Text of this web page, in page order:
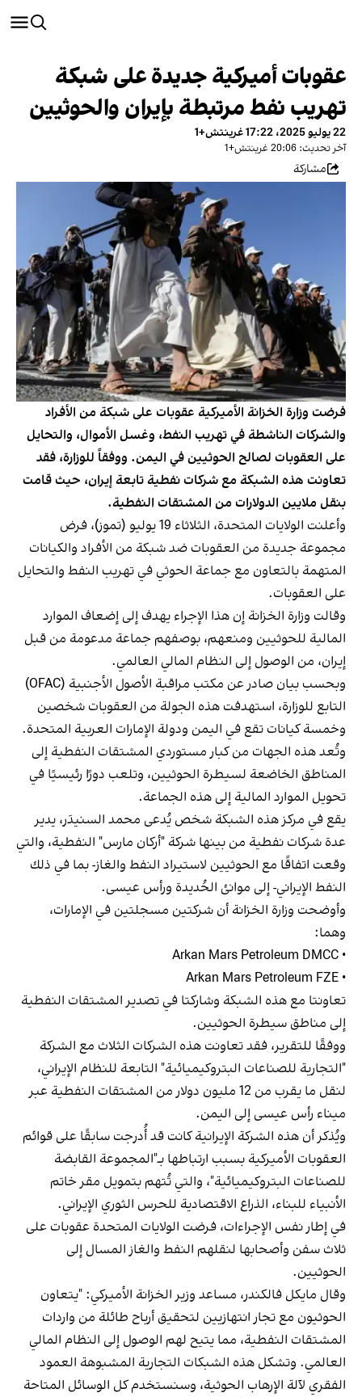
عقوبات أميركية جديدة على شبكة
تهريب نفط مرتبطة بإيران والحوثيين
22 يوليو 2025، 17:22 غرينتش+1
آخر تحديث: 20:06 غرينتش+1
مشاركة
فرضت وزارة الخزانة الأميركية عقوبات على شبكة من الأفراد
والشركات الناشطة في تهريب النفط، وغسل الأموال، والتحايل
على العقوبات لصالح الحوثيين في اليمن. ووفقاً للوزارة، فقد
تعاونت هذه الشبكة مع شركات نفطية تابعة إيران، حيث قامت
بنقل ملايين الدولارات من المشتقات النفطية.
وأعلنت الولايات المتحدة، الثلاثاء 19 يوليو (تموز)، فرض
مجموعة جديدة من العقوبات ضد شبكة من الأفراد والكيانات
المتهمة بالتعاون مع جماعة الحوثي في تهريب النفط والتحايل
على العقوبات.
وقالت وزارة الخزانة إن هذا الإجراء يهدف إلى إضعاف الموارد
المالية للحوثيين ومنعهم، بوصفهم جماعة مدعومة من قبل
إيران، من الوصول إلى النظام المالي العالمي.
وبحسب بيان صادر عن مكتب مراقبة الأصول الأجنبية (OFAC)
التابع للوزارة، استهدفت هذه الجولة من العقوبات شخصين
وخمسة كيانات تقع في اليمن ودولة الإمارات العربية المتحدة.
وتُعد هذه الجهات من كبار مستوردي المشتقات النفطية إلى
المناطق الخاضعة لسيطرة الحوثيين، وتلعب دورًا رئيسيًا في
تحويل الموارد المالية إلى هذه الجماعة.
يقع في مركز هذه الشبكة شخص يُدعى محمد السنيدَر، يدير
عدة شركات نفطية من بينها شركة "أركان مارس" النفطية، والتي
وقعت اتفاقًا مع الحوثيين لاستيراد النفط والغاز- بما في ذلك
النفط الإيراني- إلى موانئ الحُديدة ورأس عيسى.
وأوضحت وزارة الخزانة أن شركتين مسجلتين في الإمارات،
وهما:
• Arkan Mars Petroleum DMCC
• Arkan Mars Petroleum FZE
تعاونتا مع هذه الشبكة وشاركتا في تصدير المشتقات النفطية
إلى مناطق سيطرة الحوثيين.
ووفقًا للتقرير، فقد تعاونت هذه الشركات الثلاث مع الشركة
"التجارية للصناعات البتروكيميائية" التابعة للنظام الإيراني،
لنقل ما يقرب من 12 مليون دولار من المشتقات النفطية عبر
ميناء رأس عيسى إلى اليمن.
ويُذكر أن هذه الشركة الإيرانية كانت قد أُدرجت سابقًا على قوائم
العقوبات الأميركية بسبب ارتباطها بـ"المجموعة القابضة
للصناعات البتروكيميائية"، والتي تُتهم بتمويل مقر خاتم
الأنبياء للبناء، الذراع الاقتصادية للحرس الثوري الإيراني.
في إطار نفس الإجراءات، فرضت الولايات المتحدة عقوبات على
ثلاث سفن وأصحابها لنقلهم النفط والغاز المسال إلى
الحوثيين.
وقال مايكل فالكندر، مساعد وزير الخزانة الأميركي: "يتعاون
الحوثيون مع تجار انتهازيين لتحقيق أرباح طائلة من واردات
المشتقات النفطية، مما يتيح لهم الوصول إلى النظام المالي
العالمي. وتشكل هذه الشبكات التجارية المشبوهة العمود
الفقري لآلة الإرهاب الحوثية، وسنستخدم كل الوسائل المتاحة